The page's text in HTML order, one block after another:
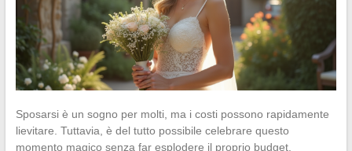
Sposarsi è un sogno per molti, ma i costi possono rapidamente
lievitare. Tuttavia, è del tutto possibile celebrare questo
momento magico senza far esplodere il proprio budget.